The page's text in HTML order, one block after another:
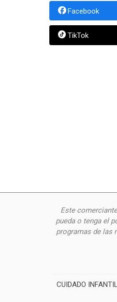
Facebook
TikTok
Este
pueda o tenga el
programas de las
CUIDADO